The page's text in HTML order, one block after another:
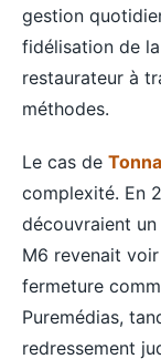
gestion
fidélisation de
restaurateur à
méthodes.
Le cas de
complexité. En
découvraient
M6 revenait
fermeture
Puremédias,
redressement